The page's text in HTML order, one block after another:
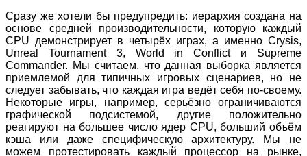
Сразу же хотели бы предупредить: иерархия создана на
основе средней производительности, которую каждый
CPU демонстрирует в четырёх играх, а именно Crysis,
Unreal Tournament 3, World in Conflict и Supreme
Commander. Мы считаем, что данная выборка является
приемлемой для типичных игровых сценариев, но не
следует забывать, что каждая игра ведёт себя по-своему.
Некоторые игры, например, серьёзно ограничиваются
графической подсистемой, другие положительно
реагируют на большее число ядер CPU, больший объём
кэша или даже специфическую архитектуру. Мы не
можем протестировать каждый процессор на рынке,